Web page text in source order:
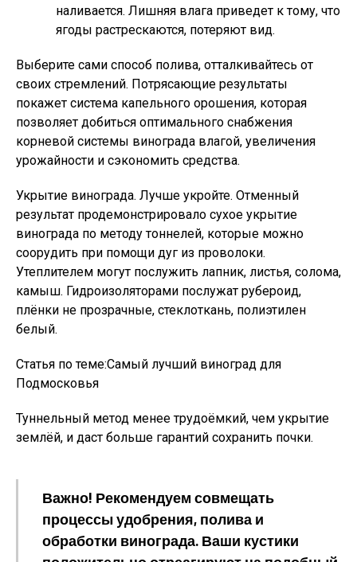
наливается. Лишняя влага приведет к тому, что
ягоды растрескаются, потеряют вид.
Выберите сами способ полива, отталкивайтесь от
своих стремлений. Потрясающие результаты
покажет система капельного орошения, которая
позволяет добиться оптимального снабжения
корневой системы винограда влагой, увеличения
урожайности и сэкономить средства.
Укрытие винограда. Лучше укройте. Отменный
результат продемонстрировало сухое укрытие
винограда по методу тоннелей, которые можно
соорудить при помощи дуг из проволоки.
Утеплителем могут послужить лапник, листья, солома,
камыш. Гидроизоляторами послужат рубероид,
плёнки не прозрачные, стеклоткань, полиэтилен
белый.
Статья по теме:Самый лучший виноград для
Подмосковья
Туннельный метод менее трудоёмкий, чем укрытие
землёй, и даст больше гарантий сохранить почки.
Важно! Рекомендуем совмещать
процессы удобрения, полива и
обработки винограда. Ваши кустики